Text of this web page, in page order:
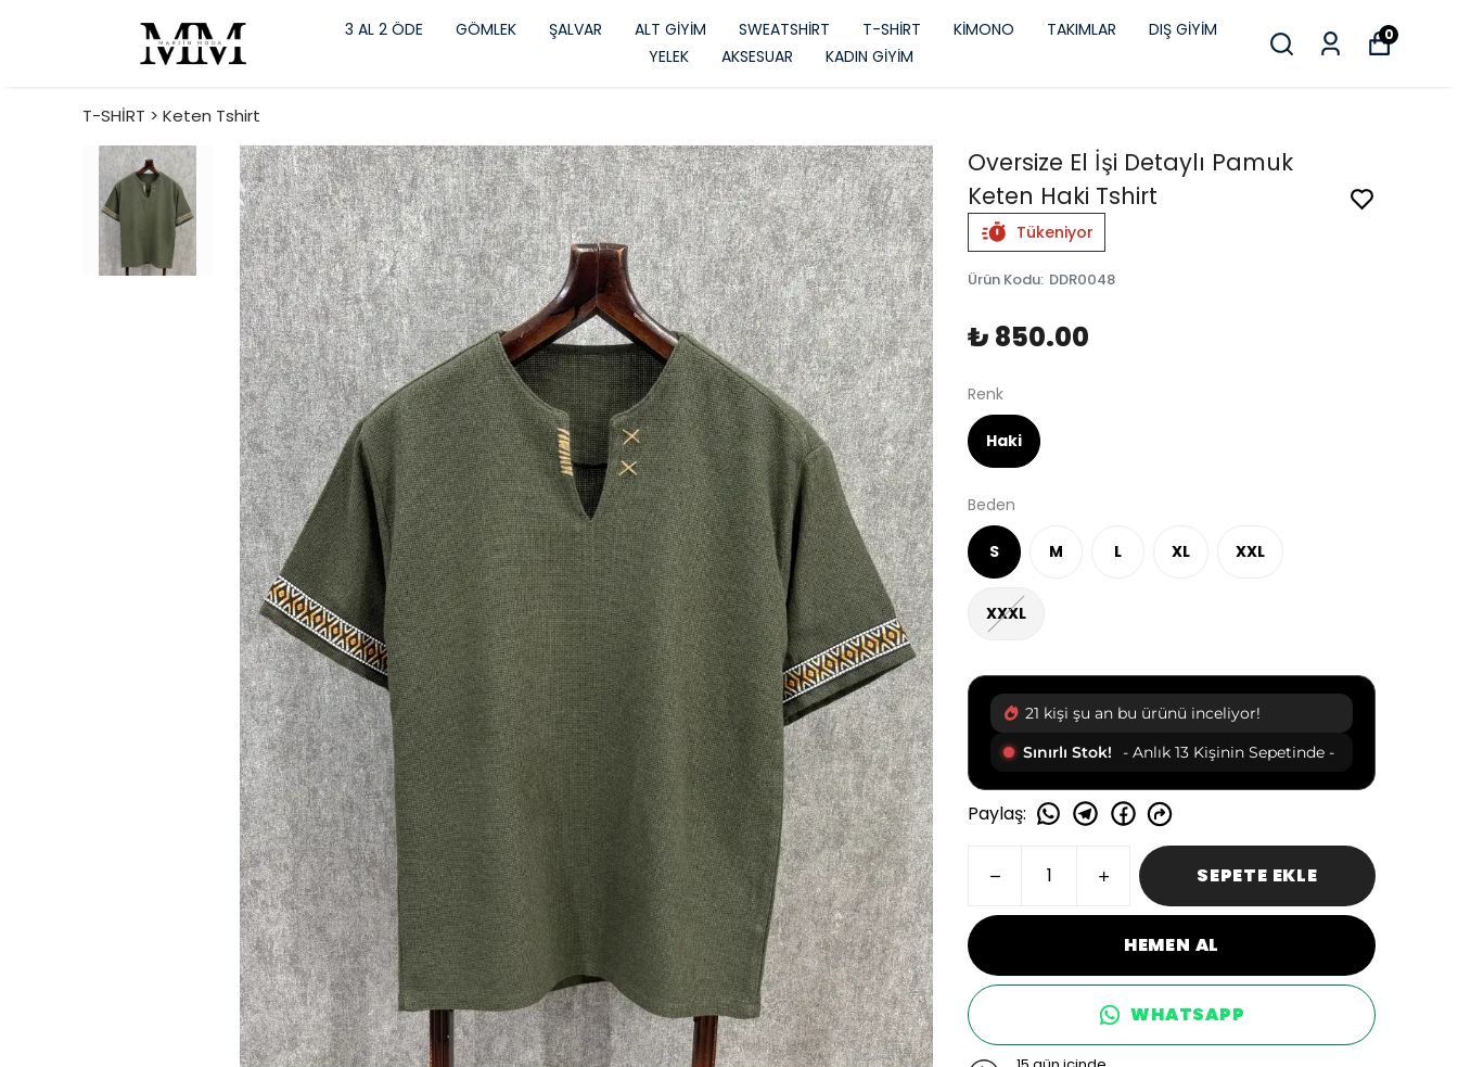
3 AL 2 ÖDE GÖMLEK ŞALVAR ALT GİYİM SWEATSHİRT T-SHİRT KİMONO TAKIMLAR
DIŞ GİYİM
YELEK
AKSESUAR KADIN GİYİM
0
T-SHİRT > Keten Tshirt
Oversize El İşi Detaylı Pamuk
Keten Haki Tshirt
Tükeniyor
Ürün Kodu: DDR0048
₺ 850.00
Renk
Haki
Beden
S M L XL XXL
XXXL
21 kişi şu an bu ürünü inceliyor!
Sınırlı Stok! - Anlık 13 Kişinin Sepetinde -
Paylaş:
SEPETE EKLE
HEMEN AL
WHATSAPP